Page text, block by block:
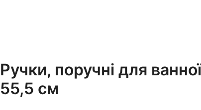
Ручки, поручні для
55,5 см